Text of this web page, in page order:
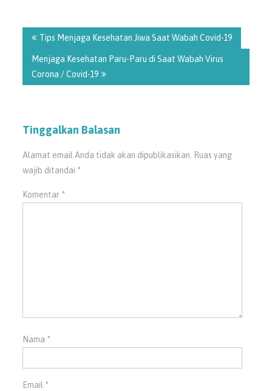
posTips Menjaga Kesehatan Jiwa Saat Wabah Covid-19
Menjaga Kesehatan Paru-Paru di Saat Wabah Virus
Corona / Covid-19
Tinggalkan Balasan
Alamat email Anda tidak akan dipublikasikan. Ruas yang
wajib ditandai *
Komentar *
Nama *
Email *